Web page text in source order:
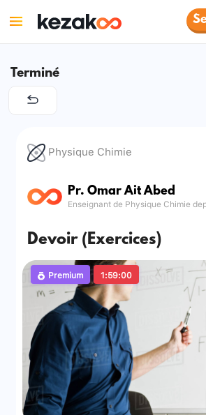
Terminé
Physique Chimie
Pr. Omar Ait Abed
Enseignant de Physique Chimie
Devoir (Exercices)
Premium 1:59:00